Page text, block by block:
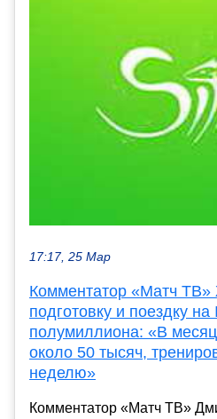
17:17, 25 Мар
Комментатор «Матч ТВ»
подготовку и поездку
полумиллиона: «В
около 50 тысяч,
неделю»
Комментатор «Матч ТВ»